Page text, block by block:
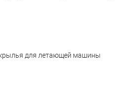
крылья для летающей машины